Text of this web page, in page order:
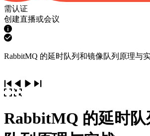
需认证
创建直播或会议
RabbitMQ 的延时队列和镜像队列原理与
RabbitMQ 的延时队